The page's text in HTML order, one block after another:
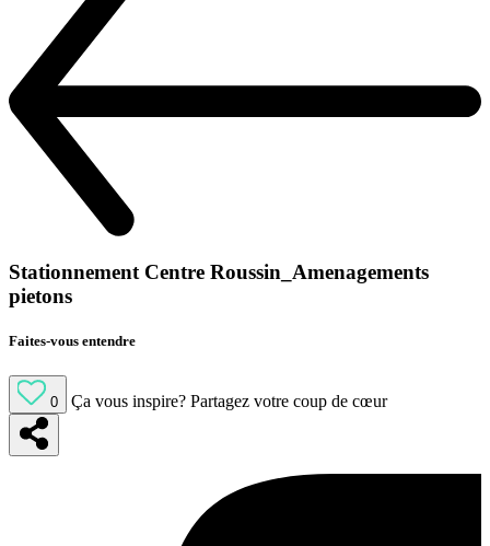
Stationnement Centre Roussin_Amenagements
pietons
Faites-vous entendre
0 Ça vous inspire? Partagez votre coup de cœur